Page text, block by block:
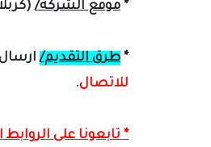
* موقع الشركة/
* طرق التقديم/ ارسال
للاتصال.
* تابعونا على الروابط